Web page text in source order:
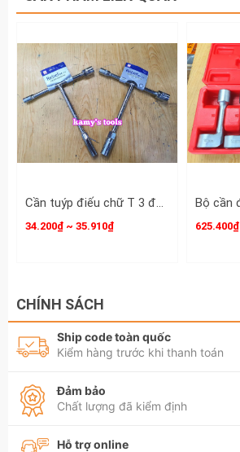
Cần tuýp điếu chữ T 3 đầu 8mm 10mm 12mm (8-10-12) và 10mm 12mm 14mm (10-12-14) Rebel
34.200₫ ~ 35.910₫ 625.400₫
CHÍNH SÁCH
Ship code toàn quốc
Kiểm hàng trước khi thanh toán
Đảm bảo
Chất lượng đã kiểm định
Hỗ trợ online